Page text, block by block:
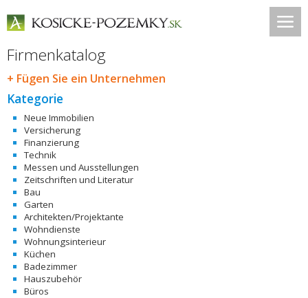
Firmenkatalog
+ Fügen Sie ein Unternehmen
Kategorie
Neue Immobilien
Versicherung
Finanzierung
Technik
Messen und Ausstellungen
Zeitschriften und Literatur
Bau
Garten
Architekten/Projektante
Wohndienste
Wohnungsinterieur
Küchen
Badezimmer
Hauszubehör
Büros